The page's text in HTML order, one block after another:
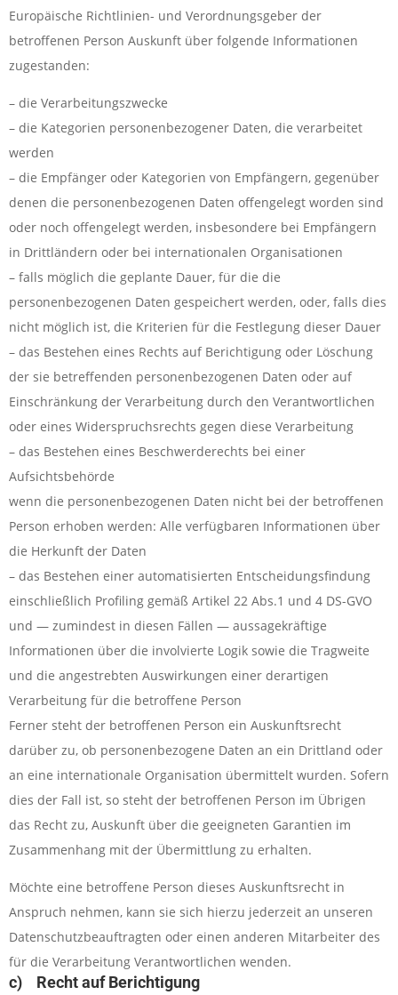
Europäische Richtlinien- und Verordnungsgeber der
betroffenen Person Auskunft über folgende Informationen
zugestanden:
– die Verarbeitungszwecke
– die Kategorien personenbezogener Daten, die verarbeitet
werden
– die Empfänger oder Kategorien von Empfängern, gegenüber
denen die personenbezogenen Daten offengelegt worden sind
oder noch offengelegt werden, insbesondere bei Empfängern
in Drittländern oder bei internationalen Organisationen
– falls möglich die geplante Dauer, für die die
personenbezogenen Daten gespeichert werden, oder, falls dies
nicht möglich ist, die Kriterien für die Festlegung dieser Dauer
– das Bestehen eines Rechts auf Berichtigung oder Löschung
der sie betreffenden personenbezogenen Daten oder auf
Einschränkung der Verarbeitung durch den Verantwortlichen
oder eines Widerspruchsrechts gegen diese Verarbeitung
– das Bestehen eines Beschwerderechts bei einer
Aufsichtsbehörde
wenn die personenbezogenen Daten nicht bei der betroffenen
Person erhoben werden: Alle verfügbaren Informationen über
die Herkunft der Daten
– das Bestehen einer automatisierten Entscheidungsfindung
einschließlich Profiling gemäß Artikel 22 Abs.1 und 4 DS-GVO
und — zumindest in diesen Fällen — aussagekräftige
Informationen über die involvierte Logik sowie die Tragweite
und die angestrebten Auswirkungen einer derartigen
Verarbeitung für die betroffene Person
Ferner steht der betroffenen Person ein Auskunftsrecht
darüber zu, ob personenbezogene Daten an ein Drittland oder
an eine internationale Organisation übermittelt wurden. Sofern
dies der Fall ist, so steht der betroffenen Person im Übrigen
das Recht zu, Auskunft über die geeigneten Garantien im
Zusammenhang mit der Übermittlung zu erhalten.
Möchte eine betroffene Person dieses Auskunftsrecht in
Anspruch nehmen, kann sie sich hierzu jederzeit an unseren
Datenschutzbeauftragten oder einen anderen Mitarbeiter des
für die Verarbeitung Verantwortlichen wenden.
c) Recht auf Berichtigung